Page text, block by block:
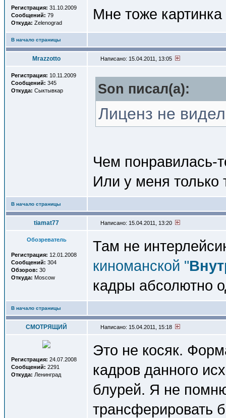
Регистрация: 31.10.2009
Сообщений: 79
Откуда: Zelenograd
Мне тоже
В начало страницы
Mrazzotto Написано: 15.04.2011, 13:05
Регистрация: 10.11.2009
Сообщений: 345
Откуда: Сыктывкар Son писал(a):
Лиценз не
Чем понравилась-
Или у меня только
В начало страницы
tiamat77 Написано: 15.04.2011, 13:20
Обозреватель
Регистрация: 12.01.2008
Сообщений: 304
Обзоров: 30
Откуда: Moscow
Там не
киноманской "
кадры абсолютно
В начало страницы
СМОТРЯЩИЙ Написано: 15.04.2011, 15:18
Регистрация: 24.07.2008
Сообщений: 2291
Откуда: Ленинград
Это не косяк.
кадров данного
блурей. Я не
трансферировать